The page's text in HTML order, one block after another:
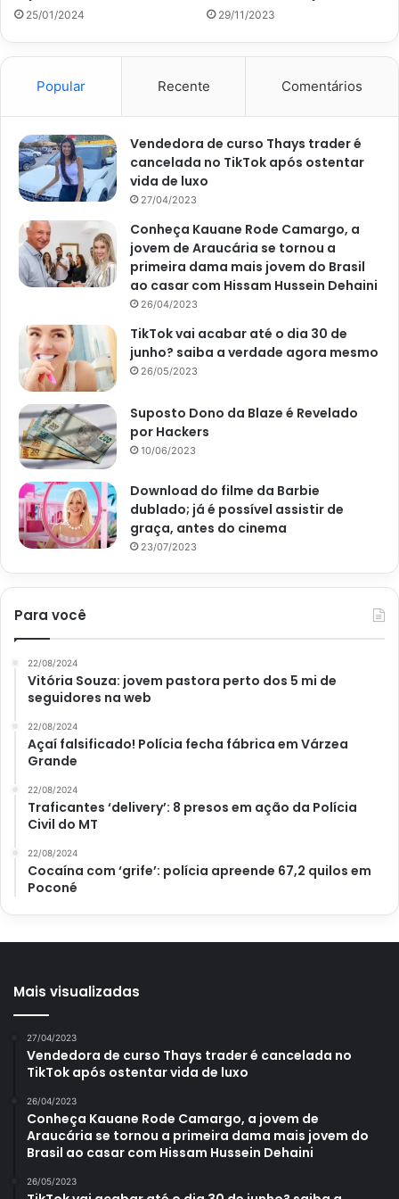
para mexer e evitar que queime.
mais 3 minutos. Enfim, no molho encorpado, abra quatro
espaços com a parte detrás de um concha e coloque os
ovos. Então, tampe e espere por 3 minutos, em fogo baixo.
Ao final, você pode salpicar orégano sobre a receita e um
sabor. Bem como, para deixar o prato mais bonito e
colorido. Por fim, sirva ainda quente, ou morno, e
saboreie.
Ovo ao molho de tomate: saudável, saborosa e versátil, aprenda
Acompanhamentos do ovo
ao molho de tomate
A receita de ovo ao molho de tomate serve como recheio
dos pães tipo achatados, como é o caso do pão pita. Mas,
não é só isso, ele também vai muito bem como molho de
rústicos.
Benefícios do ovo
De acordo com a matéria de Tércio Neto, publicada em 14
de junho de 2018, para o quadro GE Roraima, no site
Globo, o ovo é um ingrediente muito nutritivo e traz
25/01/2024 29/11/2023
Popular Recente Comentários
Vendedora de curso Thays trader é
cancelada no TikTok após ostentar
vida de luxo
27/04/2023
Conheça Kauane Rode Camargo, a
jovem de Araucária se tornou a
primeira dama mais jovem do Brasil
ao casar com Hissam Hussein Dehaini
26/04/2023
TikTok vai acabar até o dia 30 de
junho? saiba a verdade agora mesmo
26/05/2023
Suposto Dono da Blaze é Revelado
por Hackers
10/06/2023
Download do filme da Barbie
dublado; já é possível assistir de
graça, antes do cinema
23/07/2023
Para você
22/08/2024
Vitória Souza: jovem pastora perto dos 5 mi de
seguidores na web
22/08/2024
Açaí falsificado! Polícia fecha fábrica em Várzea
Grande
22/08/2024
Traficantes ‘delivery’: 8 presos em ação da Polícia
Civil do MT
22/08/2024
Cocaína com ‘grife’: polícia apreende 67,2 quilos em
Poconé
Mais visualizadas
27/04/2023
Vendedora de curso Thays trader é cancelada no
TikTok após ostentar vida de luxo
26/04/2023
Conheça Kauane Rode Camargo, a jovem de
Araucária se tornou a primeira dama mais jovem do
Brasil ao casar com Hissam Hussein Dehaini
26/05/2023